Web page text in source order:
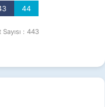
44
Sayısı : 443